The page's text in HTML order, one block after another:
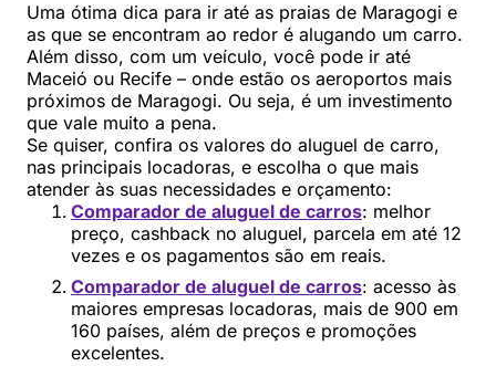
Uma ótima dica para ir até as praias de Maragogi e
as que se encontram ao redor é alugando um carro.
Além disso, com um veículo, você pode ir até
Maceió ou Recife – onde estão os aeroportos mais
próximos de Maragogi. Ou seja, é um investimento
que vale muito a pena.
Se quiser, confira os valores do aluguel de carro,
nas principais locadoras, e escolha o que mais
atender às suas necessidades e orçamento:
Comparador de aluguel de carros: melhor
preço, cashback no aluguel, parcela em até 12
vezes e os pagamentos são em reais.
Comparador de aluguel de carros: acesso às
maiores empresas locadoras, mais de 900 em
160 países, além de preços e promoções
excelentes.